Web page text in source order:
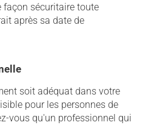
façon sécuritaire toute
après sa date de
soit adéquat dans votre
pour les personnes de
vous qu'un professionnel qui